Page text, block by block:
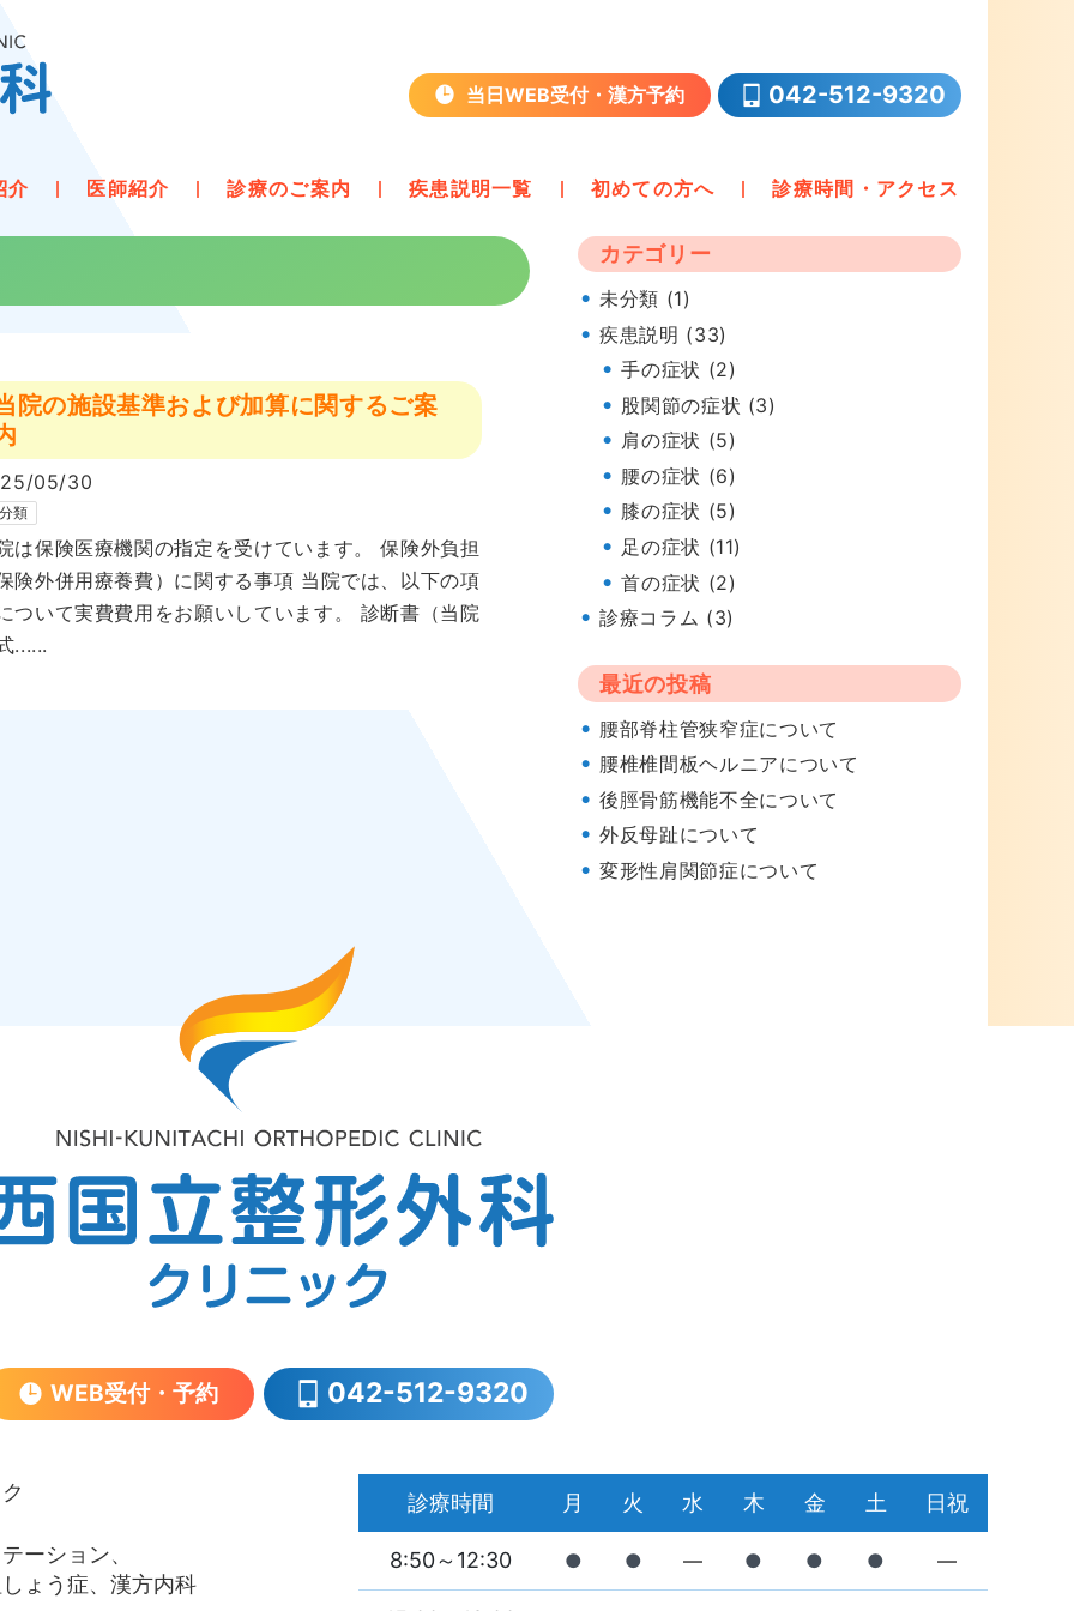
当日WEB受付・漢方予約 042-512-9320
介 医師紹介 診療のご案内 疾患説明一覧 初めての方へ 診療時間・アクセス
院の施設基準および加算に関するご案
05/30
類
は保険医療機関の指定を受けています。 保険外負担
保険外併用療養費）に関する事項 当院では、以下の項
ついて実費費用をお願いしています。 診断書（当院
......
カテゴリー
未分類 (1)
疾患説明 (33)
手の症状 (2)
股関節の症状 (3)
肩の症状 (5)
腰の症状 (6)
膝の症状 (5)
足の症状 (11)
首の症状 (2)
診療コラム (3)
最近の投稿
腰部脊柱管狭窄症について
腰椎椎間板ヘルニアについて
後脛骨筋機能不全について
外反母趾について
変形性肩関節症について
WEB受付・予約 042-512-9320
ーション、
ょう症、 漢方内科
診療時間 月 火 水 木 金 土 日祝
8:50～12:30 ● ● ― ● ● ● ―